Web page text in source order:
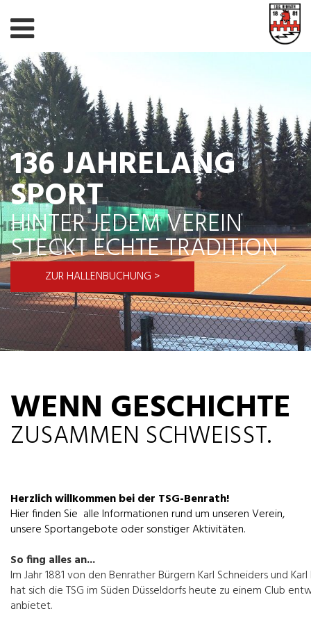
136 JAHRELANG
SPORT
HINTER JEDEM VEREIN
STECKT ECHTE TRADITION
ZUR HALLENBUCHUNG >
WENN GESCHICHTE
ZUSAMMEN SCHWEISST.
Herzlich willkommen bei der TSG-Benrath!
Hier finden Sie alle Informationen rund um unseren Verein,
unsere Sportangebote oder sonstiger Aktivitäten.
So fing alles an...
Im Jahr 1881 von den Benrather Bürgern Karl Schneiders und
hat sich die TSG im Süden Düsseldorfs heute zu einem Club
anbietet.